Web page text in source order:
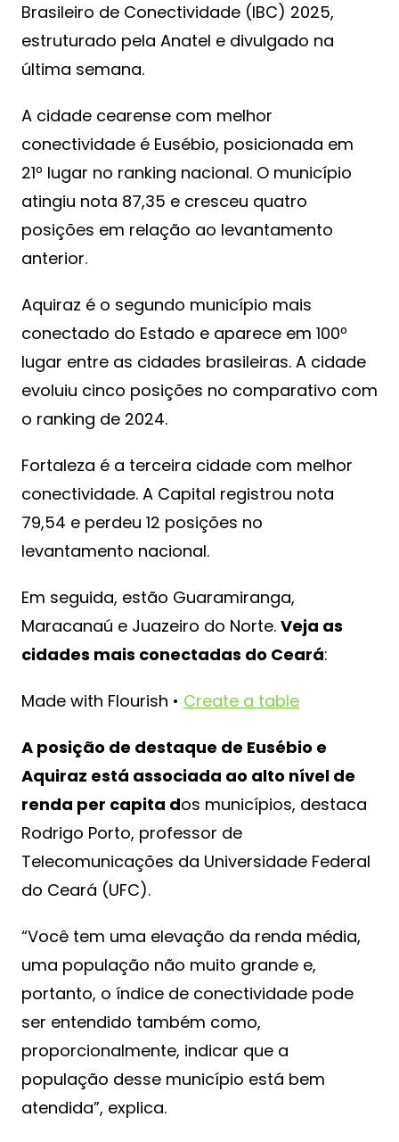
Brasileiro de Conectividade (IBC) 2025,
estruturado pela Anatel e divulgado na
última semana.
A cidade cearense com melhor
conectividade é Eusébio, posicionada em
21º lugar no ranking nacional. O município
atingiu nota 87,35 e cresceu quatro
posições em relação ao levantamento
anterior.
Aquiraz é o segundo município mais
conectado do Estado e aparece em 100º
lugar entre as cidades brasileiras. A cidade
evoluiu cinco posições no comparativo com
o ranking de 2024.
Fortaleza é a terceira cidade com melhor
conectividade. A Capital registrou nota
79,54 e perdeu 12 posições no
levantamento nacional.
Em seguida, estão Guaramiranga,
Maracanaú e Juazeiro do Norte. Veja as
cidades mais conectadas do Ceará:
Made with Flourish • Create a table
A posição de destaque de Eusébio e
Aquiraz está associada ao alto nível de
renda per capita dos municípios, destaca
Rodrigo Porto, professor de
Telecomunicações da Universidade Federal
do Ceará (UFC).
“Você tem uma elevação da renda média,
uma população não muito grande e,
portanto, o índice de conectividade pode
ser entendido também como,
proporcionalmente, indicar que a
população desse município está bem
atendida”, explica.